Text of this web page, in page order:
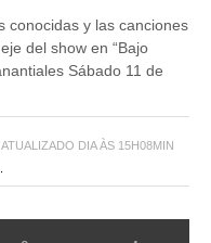
conocidas y las canciones
del show en “Bajo
Sábado 11 de
DIA ÀS 15H08MIN